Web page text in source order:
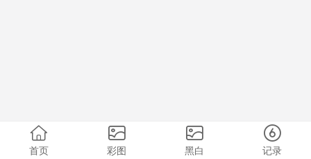
首页 彩图 黑白 记录